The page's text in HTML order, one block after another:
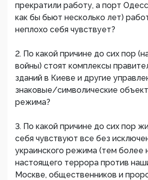
прекратили работу, а порт
как бы бьют несколько лет)
неплохо себя чувствует?
2. По какой причине до сих пор
войны) стоят комплексы
зданий в Киеве и другие
знаковые/символические
режима?
3. По какой причине до сих пор
себя чувствуют все без
украинского режима (тем более
настоящего террора против
Москве, общественников и